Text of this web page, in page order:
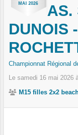
MAI 2026
AS.
DUNOIS
Championnat Régional
Le samedi 16 mai 2026
M15 filles 2x2